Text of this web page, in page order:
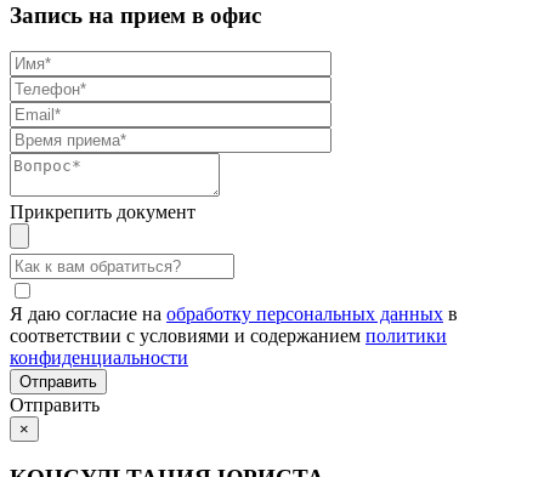
Запись на прием в офис
Прикрепить документ
Я даю согласие на обработку персональных данных в
соответствии с условиями и содержанием политики
конфиденциальности
Отправить
×